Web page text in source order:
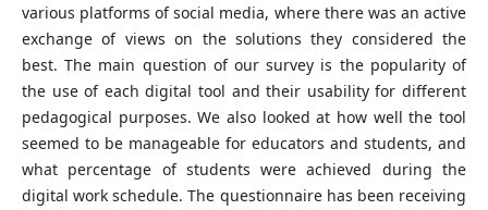
various platforms of social media, where there was an active
exchange of views on the solutions they considered the
best. The main question of our survey is the popularity of
the use of each digital tool and their usability for different
pedagogical purposes. We also looked at how well the tool
seemed to be manageable for educators and students, and
what percentage of students were achieved during the
digital work schedule. The questionnaire has been receiving